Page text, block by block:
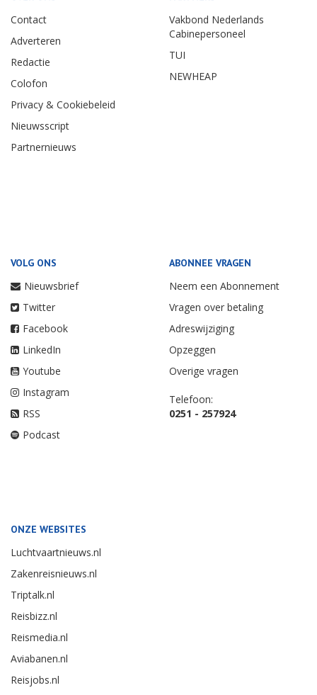
Contact
Adverteren
Redactie
Colofon
Privacy & Cookiebeleid
Nieuwsscript
Partnernieuws
Vakbond Nederlands
Cabinepersoneel
TUI
NEWHEAP
VOLG ONS
Nieuwsbrief
Twitter
Facebook
LinkedIn
Youtube
Instagram
RSS
Podcast
ABONNEE VRAGEN
Neem een Abonnement
Vragen over betaling
Adreswijziging
Opzeggen
Overige vragen
Telefoon:
0251 - 257924
ONZE WEBSITES
Luchtvaartnieuws.nl
Zakenreisnieuws.nl
Triptalk.nl
Reisbizz.nl
Reismedia.nl
Aviabanen.nl
Reisjobs.nl